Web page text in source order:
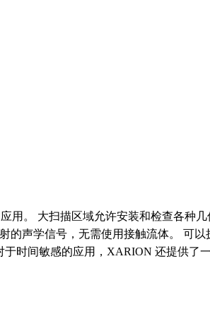
用。 大扫描区域允许安装和检查各种
声学信号，无需使用接触流体。 可以
时间敏感的应用，XARION 还提供了